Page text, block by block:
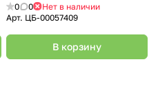
0 0
Нет в наличии
Арт. ЦБ-00057409
В корзину